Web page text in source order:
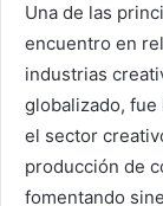
Una de las
encuentro en
industrias
globalizado, fue
el sector
producción de
fomentando